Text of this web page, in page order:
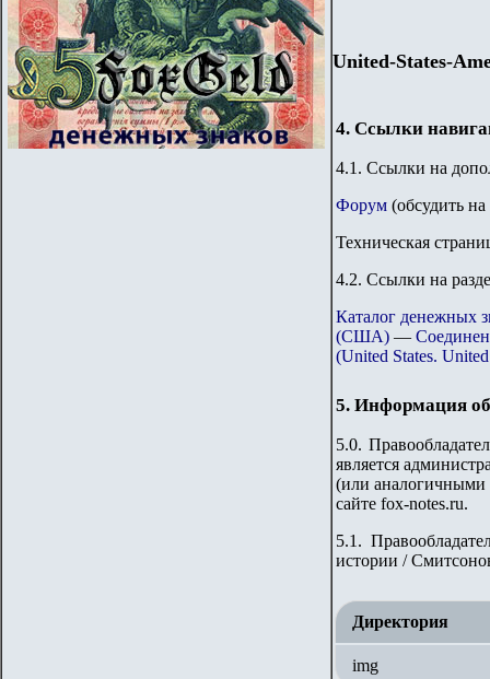
United-States-
4. Ссылки
4.1. Ссылки на
Форум (обсудить
Техническая
4.2. Ссылки на
Каталог денежных
(США) —
(United States.
5. Информация
5.0.
является
(или аналогичными
сайте fox-notes.ru.
5.1.
истории /
Директория
img